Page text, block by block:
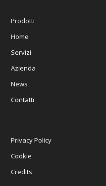
Prodotti
Home
Servizi
Azienda
News
Contatti
Privacy Policy
Cookie
Credits